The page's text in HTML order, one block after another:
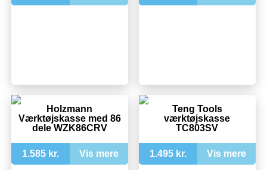
Holzmann
Værktøjskasse med 86
dele WZK86CRV
1.585 kr. Vis mere
Teng Tools
værktøjskasse
TC803SV
1.495 kr. Vis mere